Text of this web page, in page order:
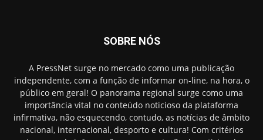
SOBRE NÓS
A PressNet surge no mercado como uma publicação
independente, com a função de informar on-line, na hora, o
público em geral! O panorama regional surge como uma
importância vital no conteúdo noticioso da plataforma
infirmativa, não esquecendo, contudo, as notícias de âmbito
nacional, internacional, desporto e cultura! Com critérios